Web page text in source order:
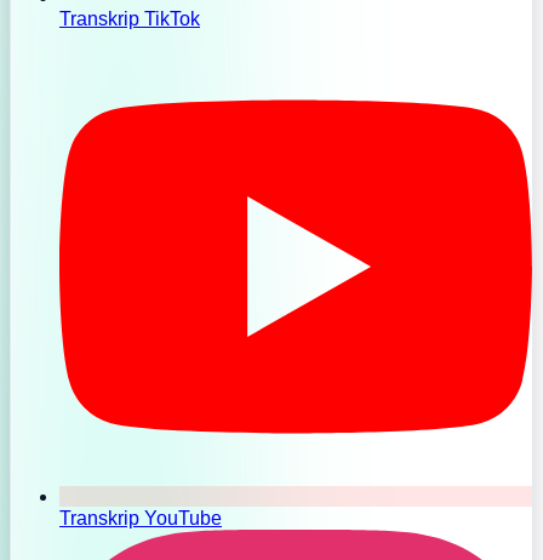
Transkrip TikTok
Transkrip YouTube